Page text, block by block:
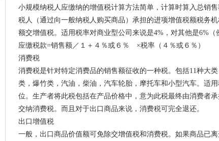
小规模纳税人应缴纳的增值税计算方法简单，计算时算入总销
税人（通过向一般纳税人购买商品）承担的进项增值税额税务
额交增值税。适用税率对商业型公司来说是4%，对其他是6%（
应缴税款=销售额／１＋４％或６％ ×税率（４％或６％）
消费税
消费税是针对特定消费品的销售额征收的一种税。包括11种大
类，爆竹类，汽油，柴油，汽车轮胎，摩托车和小型汽车。适
位。生产者将此税包括在产品价格中，意为此税最终由消费者
交纳消费税。而且对于出口商品来说，消费税可完全退还。
出口增值税
一般，出口商品价值额可免除交增值税和消费税。如果商品已